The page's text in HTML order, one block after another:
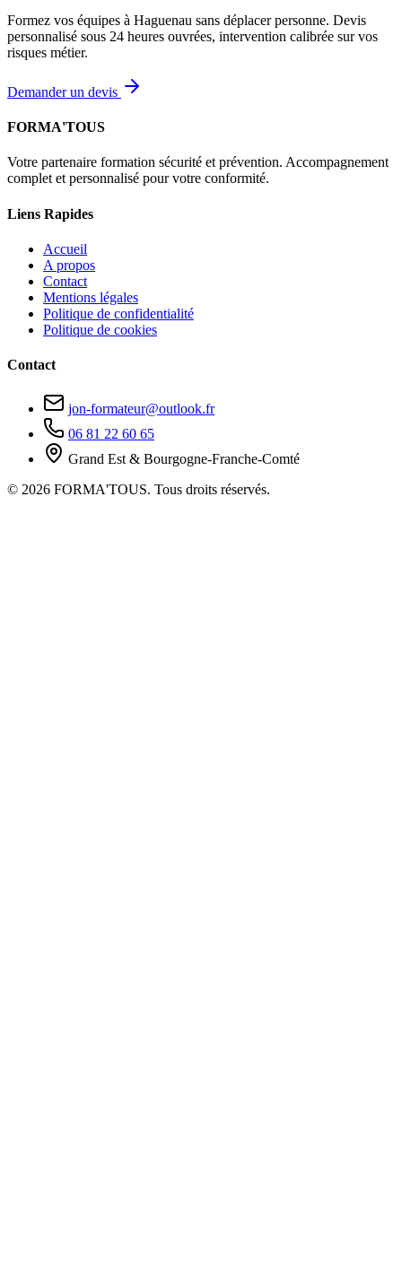
Formez vos équipes à Haguenau sans déplacer personne. Devis
personnalisé sous 24 heures ouvrées, intervention calibrée sur vos
risques métier.
Demander un devis
FORMA'TOUS
Votre partenaire formation sécurité et prévention. Accompagnement
complet et personnalisé pour votre conformité.
Liens Rapides
Accueil
A propos
Contact
Mentions légales
Politique de confidentialité
Politique de cookies
Contact
jon-formateur@outlook.fr
06 81 22 60 65
Grand Est & Bourgogne-Franche-Comté
© 2026 FORMA'TOUS. Tous droits réservés.